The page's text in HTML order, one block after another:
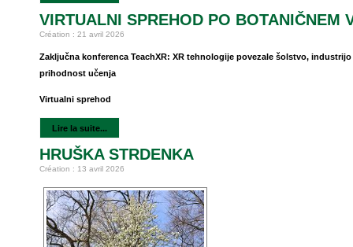
VIRTUALNI SPREHOD PO BOTANIČNEM
Création : 21 avril 2026
Zaključna konferenca TeachXR: XR tehnologije povezale šolstvo,
prihodnost učenja
Virtualni sprehod
Lire la suite...
HRUŠKA STRDENKA
Création : 13 avril 2026